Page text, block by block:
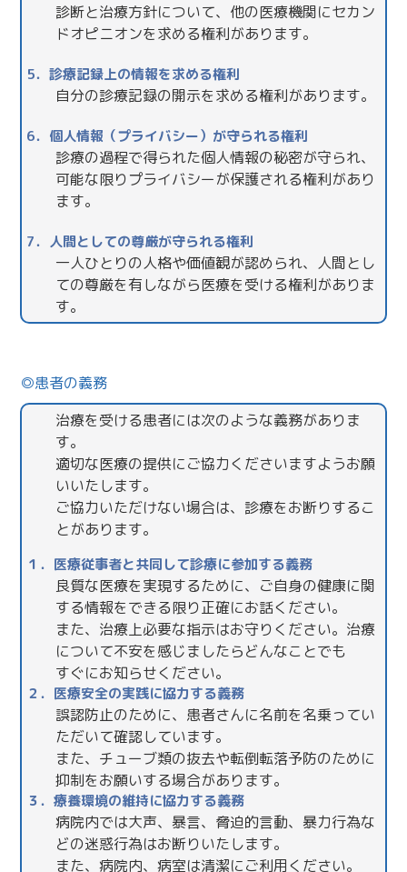
診断と治療方針について、他の医療機関にセカン
ドオピニオンを求める権利があります。
5．診療記録上の情報を求める権利
自分の診療記録の開示を求める権利があります。
6．個人情報（プライバシー）が守られる権利
診療の過程で得られた個人情報の秘密が守られ、
可能な限りプライバシーが保護される権利があり
ます。
7．人間としての尊厳が守られる権利
一人ひとりの人格や価値観が認められ、人間とし
ての尊厳を有しながら医療を受ける権利がありま
す。
患者の義務
治療を受ける患者には次のような義務がありま
す。
適切な医療の提供にご協力くださいますようお願
いいたします。
ご協力いただけない場合は、診療をお断りするこ
とがあります。
１．医療従事者と共同して診療に参加する義務
良質な医療を実現するために、ご自身の健康に関
する情報をできる限り正確にお話ください。
また、治療上必要な指示はお守りください。治療
について不安を感じましたらどんなことでも
すぐにお知らせください。
２．医療安全の実践に協力する義務
誤認防止のために、患者さんに名前を名乗ってい
ただいて確認しています。
また、チューブ類の抜去や転倒転落予防のために
抑制をお願いする場合があります。
３．療養環境の維持に協力する義務
病院内では大声、暴言、脅迫的言動、暴力行為な
どの迷惑行為はお断りいたします。
また、病院内、病室は清潔にご利用ください。